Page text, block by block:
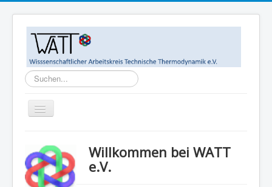
Suchen...
Toggle
Navigation
Ziele
WATT-Mitglieder
Willkommen bei WATT
e.V.